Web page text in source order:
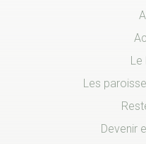
Les
Devenir